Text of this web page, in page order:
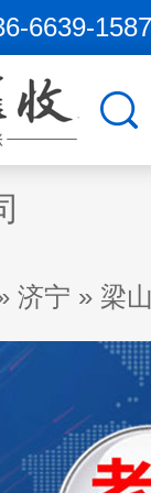
6639-1587
济宁 » 梁